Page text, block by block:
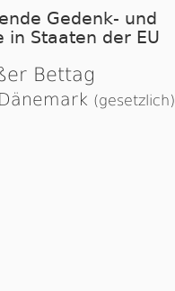
Gedenk- und
in Staaten der EU
Bettag
Dänemark (gesetzlich)